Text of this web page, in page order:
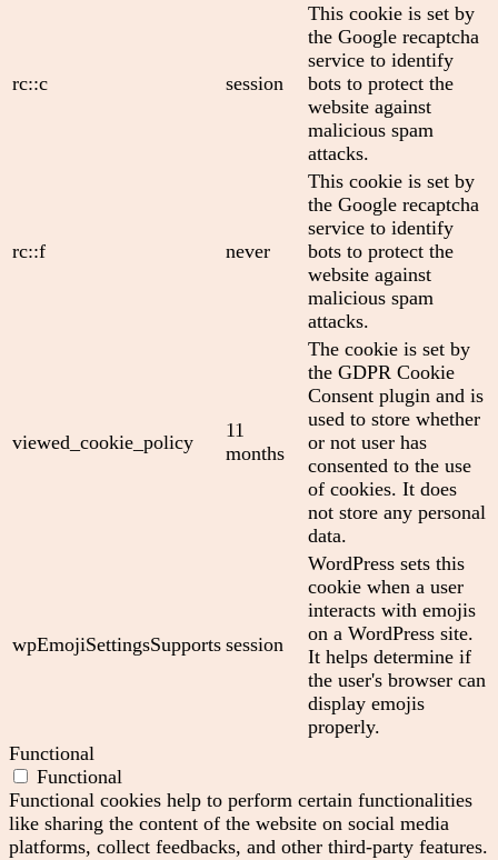
rc::c session
This cookie is set by
the Google recaptcha
service to identify
bots to protect the
website against
malicious spam
attacks.
rc::f never
This cookie is set by
the Google recaptcha
service to identify
bots to protect the
website against
malicious spam
attacks.
viewed_cookie_policy
11
months
The cookie is set by
the GDPR Cookie
Consent plugin and is
used to store whether
or not user has
consented to the use
of cookies. It does
not store any personal
data.
wpEmojiSettingsSupports session
WordPress sets this
cookie when a user
interacts with emojis
on a WordPress site.
It helps determine if
the user's browser can
display emojis
properly.
Functional
Functional
Functional cookies help to perform certain functionalities
like sharing the content of the website on social media
platforms, collect feedbacks, and other third-party features.